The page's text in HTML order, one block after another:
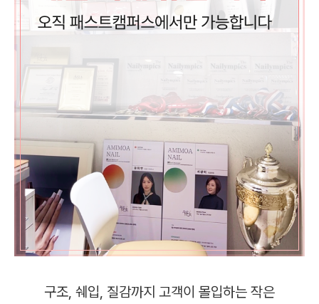
구조, 쉐입, 질감까지 고객이 몰입하는 작은